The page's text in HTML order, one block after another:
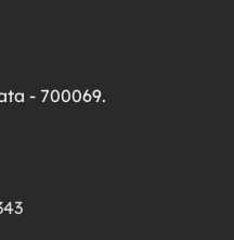
- 700069.